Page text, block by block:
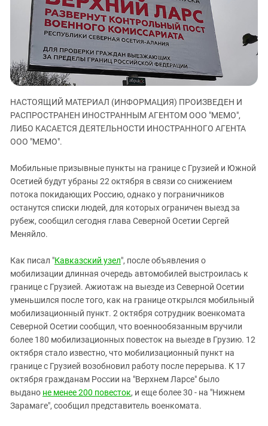
ЗАСТАВЛЯЕТ
КАВКАЗ ЗА ПАЛЕСТИНУ
ИНАКОМЫСЛИЕ В ЧЕЧНЕ
ПРЕСЛЕДОВАНИЕ АКТИВИСТОВ
МОБИЛИЗАЦИЯ И ПРОТЕСТЫ
Дагестан
Ингушетия
Кабардино-Балкария
Калмыкия
Карачаево-Черкесия
Краснодарский край
Российская Федерация
Северная Осетия - Алания
СКФО
Ставропольский край
Чечня
Южный Кавказ
ЮФО
НАСТОЯЩИЙ МАТЕРИАЛ (ИНФОРМАЦИЯ) ПРОИЗВЕДЕН И
РАСПРОСТРАНЕН ИНОСТРАННЫМ АГЕНТОМ ООО "МЕМО",
ЛИБО КАСАЕТСЯ ДЕЯТЕЛЬНОСТИ ИНОСТРАННОГО АГЕНТА
ООО "МЕМО".
Мобильные призывные пункты на границе с Грузией и Южной
Осетией будут убраны 22 октября в связи со снижением
потока покидающих Россию, однако у пограничников
останутся списки людей, для которых ограничен выезд за
рубеж, сообщил сегодня глава Северной Осетии Сергей
Меняйло.
Как писал "Кавказский узел", после объявления о
мобилизации длинная очередь автомобилей выстроилась к
границе с Грузией. Ажиотаж на выезде из Северной Осетии
уменьшился после того, как на границе открылся мобильный
мобилизационный пункт. 2 октября сотрудник военкомата
Северной Осетии сообщил, что военнообязанным вручили
более 180 мобилизационных повесток на выезде в Грузию. 12
октября стало известно, что мобилизационный пункт на
границе с Грузией возобновил работу после перерыва. К 17
октября гражданам России на "Верхнем Ларсе" было
выдано не менее 200 повесток, и еще более 30 - на "Нижнем
Зарамаге", сообщил представитель военкомата.